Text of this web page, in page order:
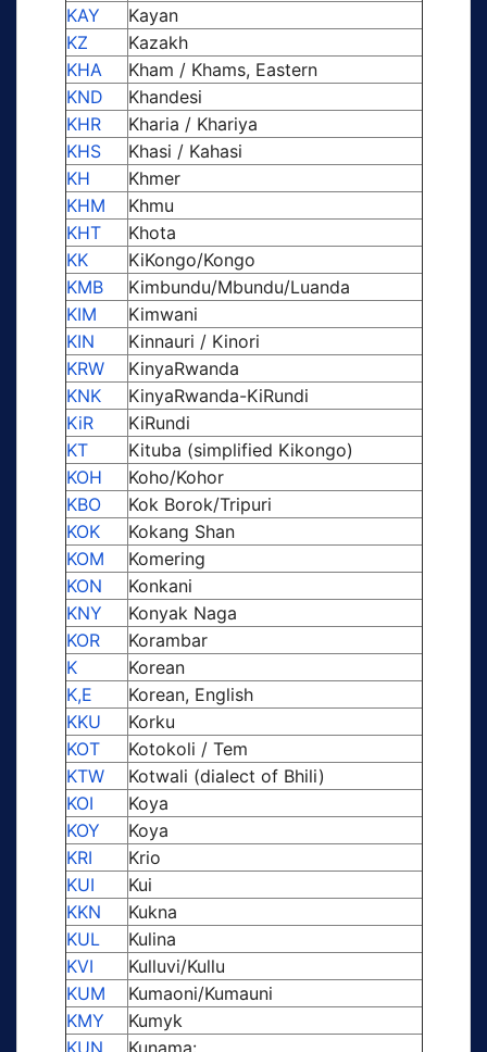
KAY
Kayan
KZ
Kazakh
KHA
Kham / Khams, Eastern
KND
Khandesi
KHR
Kharia / Khariya
KHS
Khasi / Kahasi
KH
Khmer
KHM
Khmu
KHT
Khota
KK
KiKongo/Kongo
KMB
Kimbundu/Mbundu/Luanda
KIM
Kimwani
KIN
Kinnauri / Kinori
KRW
KinyaRwanda
KNK
KinyaRwanda-KiRundi
KiR
KiRundi
KT
Kituba (simplified Kikongo)
KOH
Koho/Kohor
KBO
Kok Borok/Tripuri
KOK
Kokang Shan
KOM
Komering
KON
Konkani
KNY
Konyak Naga
KOR
Korambar
K
Korean
K,E
Korean, English
KKU
Korku
KOT
Kotokoli / Tem
KTW
Kotwali (dialect of Bhili)
KOI
Koya
KOY
Koya
KRI
Krio
KUI
Kui
KKN
Kukna
KUL
Kulina
KVI
Kulluvi/Kullu
KUM
Kumaoni/Kumauni
KMY
Kumyk
KUN
Kunama: